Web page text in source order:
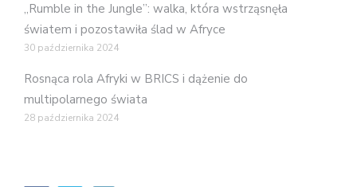
„Rumble in the Jungle”: walka, która wstrząsnęła
światem i pozostawiła ślad w Afryce
30 października 2024
Rosnąca rola Afryki w BRICS i dążenie do
multipolarnego świata
28 października 2024